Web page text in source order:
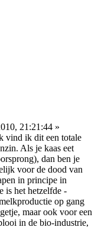
21:21:44 »
vind ik dit een totale
Als je kaas eet
dan ben je
voor de dood van
in principe in
is het hetzelfde -
op gang
maar ook voor een
in de bio-industrie,